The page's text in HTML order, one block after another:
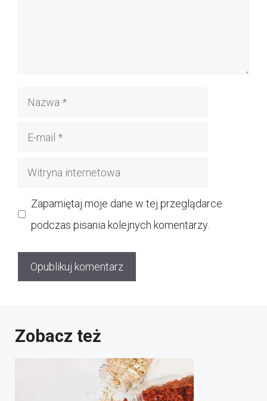
Nazwa
Witryna
Zapamiętaj moje dane w tej przeglądarce
podczas pisania kolejnych komentarzy.
Zobacz też